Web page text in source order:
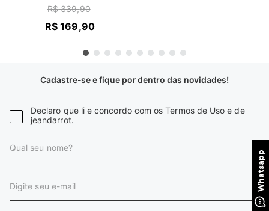
SKINNY
R$ 339,90
R$ 169,90
Cadastre-se e fique por dentro das novidades!
Declaro que li e concordo com os Termos de Uso e de
jeandarrot.